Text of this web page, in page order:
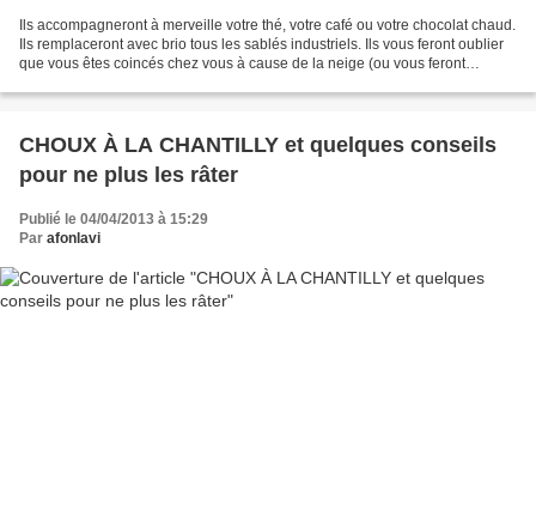
Ils accompagneront à merveille votre thé, votre café ou votre chocolat chaud.
Ils remplaceront avec brio tous les sablés industriels. Ils vous feront oublier
que vous êtes coincés chez vous à cause de la neige (ou vous feront
CHOUX À LA CHANTILLY et quelques conseils
pour ne plus les râter
Publié le 04/04/2013 à 15:29
Par afonlavi